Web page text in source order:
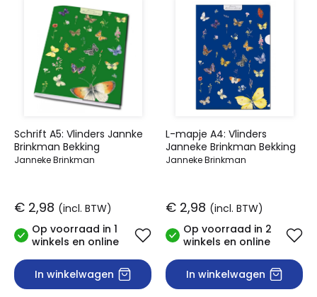
Schrift A5: Vlinders Jannke
Brinkman Bekking
Janneke Brinkman
€ 2,98 (incl. BTW)
Op voorraad in 1
winkels en online
In winkelwagen
L-mapje A4: Vlinders
Janneke Brinkman Bekking
Janneke Brinkman
€ 2,98 (incl. BTW)
Op voorraad in 2
winkels en online
In winkelwagen